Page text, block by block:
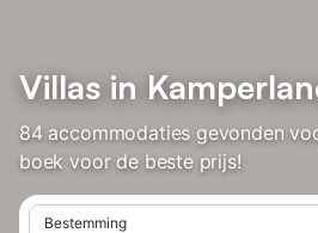
Villas in
84 accommodaties gevonden
boek voor de beste prijs!
Bestemming